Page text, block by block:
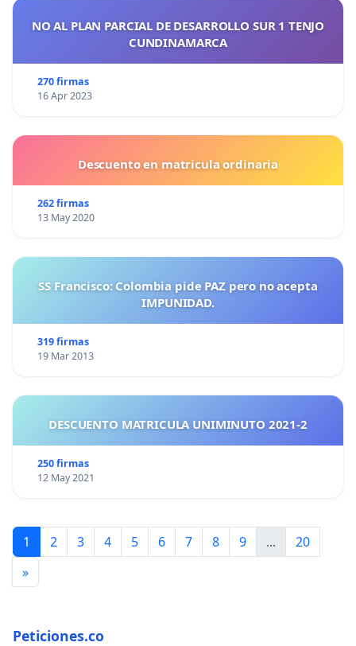
NO AL PLAN PARCIAL DE DESARROLLO SUR 1 TENJO
CUNDINAMARCA
270 firmas
16 Apr 2023
Descuento en matricula ordinaria
262 firmas
13 May 2020
SS Francisco: Colombia pide PAZ pero no acepta
IMPUNIDAD.
319 firmas
19 Mar 2013
DESCUENTO MATRICULA UNIMINUTO 2021-2
250 firmas
12 May 2021
1 2 3 4 5 6 7 8 9 ...
20
»
Peticiones.co